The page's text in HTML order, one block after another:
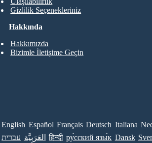
Hakkında
Hakkımızda
Bizimle İletişime Geçin
Gizlilik Seçenekleriniz
English Español Français Deutsch Italiana
עברית العَرَبِيَّة हिन्दी ру́сский язы́к Dansk